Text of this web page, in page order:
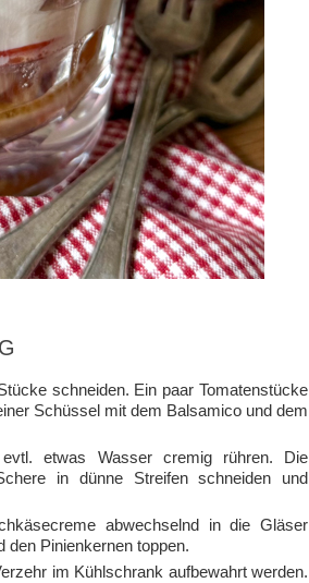
schneiden. Ein paar Tomatenstücke
Schüssel mit dem Balsamico und dem
etwas Wasser cremig rühren. Die
in dünne Streifen schneiden und
abwechselnd in die Gläser
den Pinienkernen toppen.
im Kühlschrank aufbewahrt werden.